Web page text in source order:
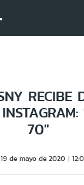
RECIBE
70"
de mayo de 2020